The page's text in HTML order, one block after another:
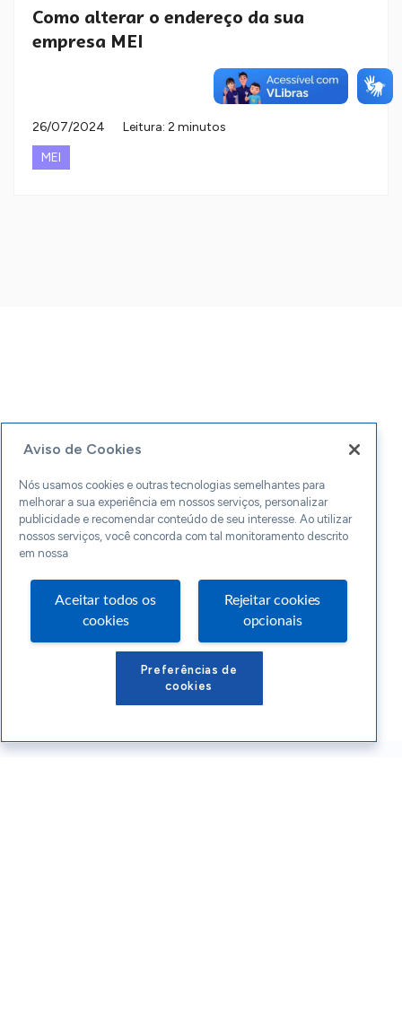
Como alterar o endereço da sua
empresa MEI
26/07/2024
Leitura: 2 minutos
MEI
Aviso de Cookies
Nós usamos cookies e outras tecnologias semelhantes para
melhorar a sua experiência em nossos serviços, personalizar
publicidade e recomendar conteúdo de seu interesse. Ao utilizar
nossos serviços, você concorda com tal monitoramento descrito
em nossa
Aceitar todos os
cookies
Rejeitar cookies
opcionais
Preferências de
cookies